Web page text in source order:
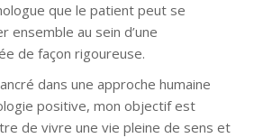
que le patient peut se
ensemble au sein d’une
de façon rigoureuse.
dans une approche humaine
positive, mon objectif est
de vivre une vie pleine de sens et